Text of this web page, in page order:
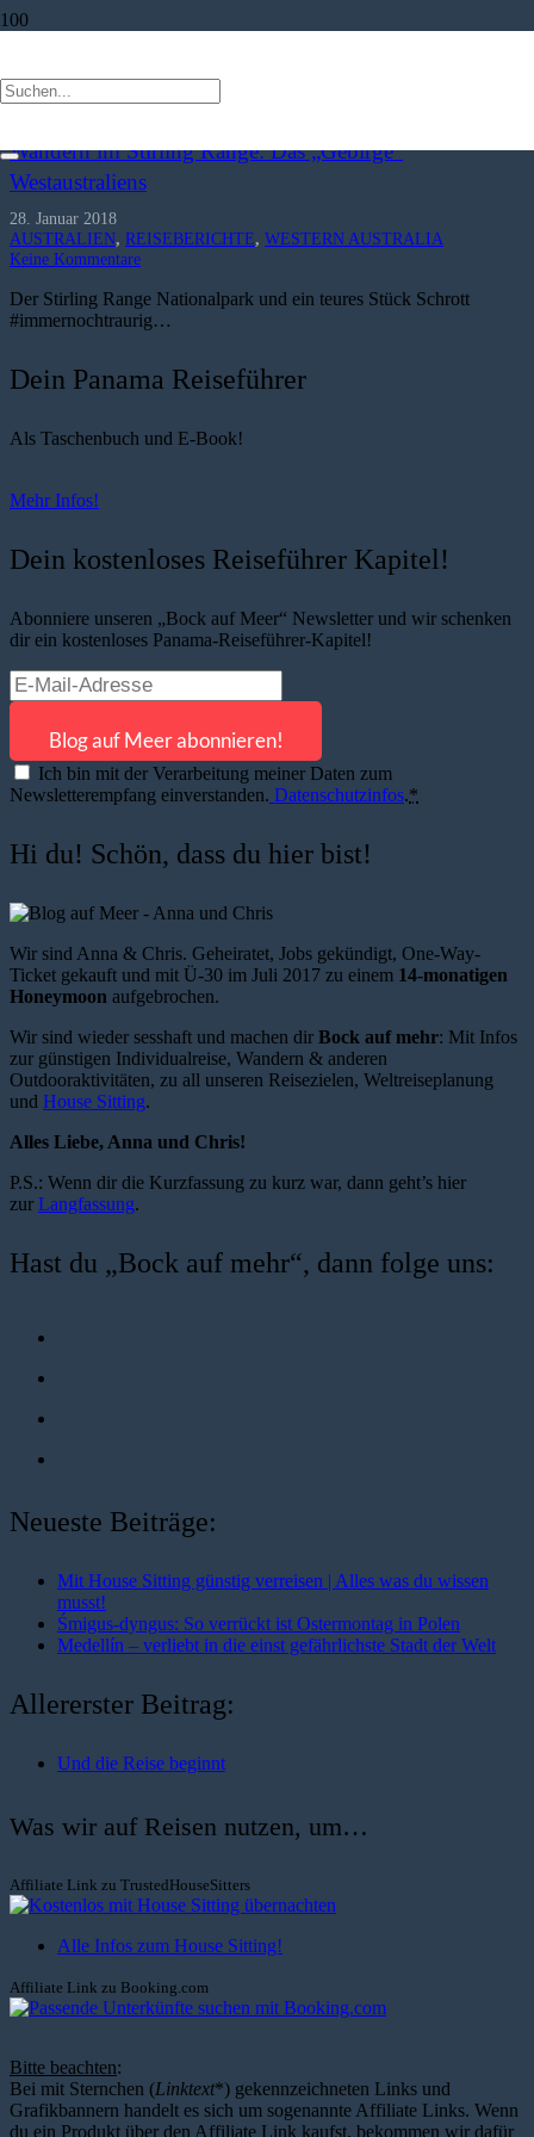
Drohne
Wandern im Stirling Range: Das „Gebirge“
Westaustraliens
28. Januar 2018
AUSTRALIEN, REISEBERICHTE, WESTERN AUSTRALIA
Keine Kommentare
Der Stirling Range Nationalpark und ein teures Stück Schrott
#immernochtraurig…
Dein Panama Reiseführer
Als Taschenbuch und E-Book!
Mehr Infos!
Dein kostenloses Reiseführer Kapitel!
Abonniere unseren „Bock auf Meer“ Newsletter und wir schenken
dir ein kostenloses Panama-Reiseführer-Kapitel!
Ich bin mit der Verarbeitung meiner Daten zum
Newsletterempfang einverstanden. Datenschutzinfos.*
Hi du! Schön, dass du hier bist!
Wir sind Anna & Chris. Geheiratet, Jobs gekündigt, One-Way-
Ticket gekauft und mit Ü-30 im Juli 2017 zu einem 14-monatigen
Honeymoon aufgebrochen.
Wir sind wieder sesshaft und machen dir Bock auf mehr: Mit Infos
zur günstigen Individualreise, Wandern & anderen
Outdooraktivitäten, zu all unseren Reisezielen, Weltreiseplanung
und House Sitting.
Alles Liebe, Anna und Chris!
P.S.: Wenn dir die Kurzfassung zu kurz war, dann geht’s hier
zur Langfassung.
Hast du „Bock auf mehr“, dann folge uns:
Neueste Beiträge:
Mit House Sitting günstig verreisen | Alles was du wissen
musst!
Śmigus-dyngus: So verrückt ist Ostermontag in Polen
Medellín – verliebt in die einst gefährlichste Stadt der Welt
Allererster Beitrag:
Und die Reise beginnt
Was wir auf Reisen nutzen, um…
Affiliate Link zu TrustedHouseSitters
Alle Infos zum House Sitting!
Affiliate Link zu Booking.com
Bitte beachten:
Bei mit Sternchen (Linktext*) gekennzeichneten Links und
Grafikbannern handelt es sich um sogenannte Affiliate Links. Wenn
du ein Produkt über den Affiliate Link kaufst, bekommen wir dafür